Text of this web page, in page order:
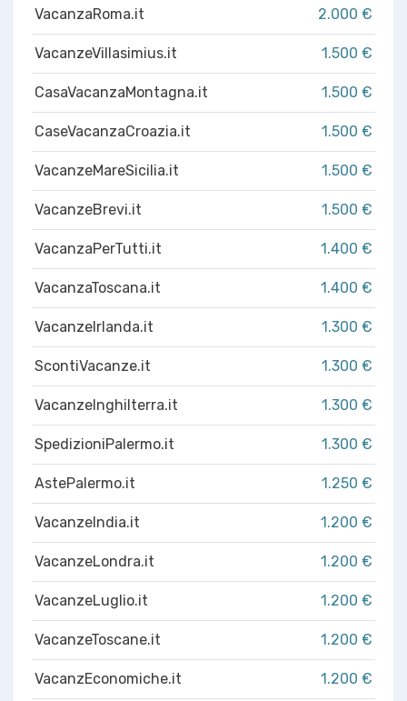
VacanzaRoma.it 2.000 €
VacanzeVillasimius.it 1.500 €
CasaVacanzaMontagna.it 1.500 €
CaseVacanzaCroazia.it 1.500 €
VacanzeMareSicilia.it 1.500 €
VacanzeBrevi.it 1.500 €
VacanzaPerTutti.it 1.400 €
VacanzaToscana.it 1.400 €
VacanzeIrlanda.it 1.300 €
ScontiVacanze.it 1.300 €
VacanzeInghilterra.it 1.300 €
SpedizioniPalermo.it 1.300 €
AstePalermo.it 1.250 €
VacanzeIndia.it 1.200 €
VacanzeLondra.it 1.200 €
VacanzeLuglio.it 1.200 €
VacanzeToscane.it 1.200 €
VacanzEconomiche.it 1.200 €